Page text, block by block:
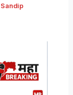
Sandip